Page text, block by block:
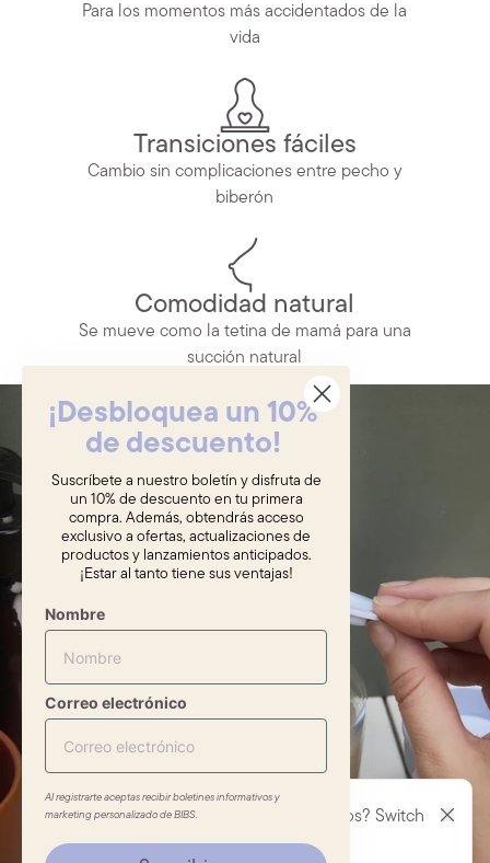
Shopping from Estados Unidos? Switch
to the correct market.
Para los momentos más accidentados de la
vida
Transiciones fáciles
Cambio sin complicaciones entre pecho y
biberón
Comodidad natural
Se mueve como la tetina de mamá para una
succión natural
¡Desbloquea un 10%
de descuento!
Suscríbete a nuestro boletín y disfruta de
un 10% de descuento en tu primera
compra. Además, obtendrás acceso
exclusivo a ofertas, actualizaciones de
productos y lanzamientos anticipados.
¡Estar al tanto tiene sus ventajas!
Nombre
Correo electrónico
Al registrarte aceptas recibir boletines informativos y
marketing personalizado de BIBS.